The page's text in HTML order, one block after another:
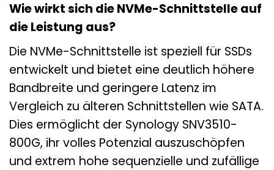
Wie wirkt sich die NVMe-Schnittstelle auf
die Leistung aus?
Die NVMe-Schnittstelle ist speziell für SSDs
entwickelt und bietet eine deutlich höhere
Bandbreite und geringere Latenz im
Vergleich zu älteren Schnittstellen wie SATA.
Dies ermöglicht der Synology SNV3510-
800G, ihr volles Potenzial auszuschöpfen
und extrem hohe sequenzielle und zufällige